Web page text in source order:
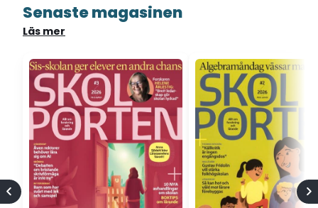
Senaste magasinen
Läs mer